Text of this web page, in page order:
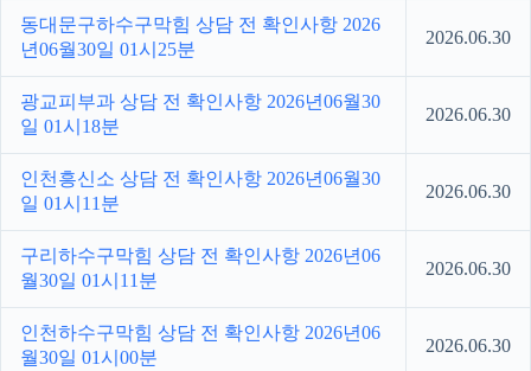
동대문구하수구막힘 상담 전 확인사항 2026
년06월30일 01시25분
2026.06.30
광교피부과 상담 전 확인사항 2026년06월30
일 01시18분
2026.06.30
인천흥신소 상담 전 확인사항 2026년06월30
일 01시11분
2026.06.30
구리하수구막힘 상담 전 확인사항 2026년06
월30일 01시11분
2026.06.30
인천하수구막힘 상담 전 확인사항 2026년06
월30일 01시00분
2026.06.30